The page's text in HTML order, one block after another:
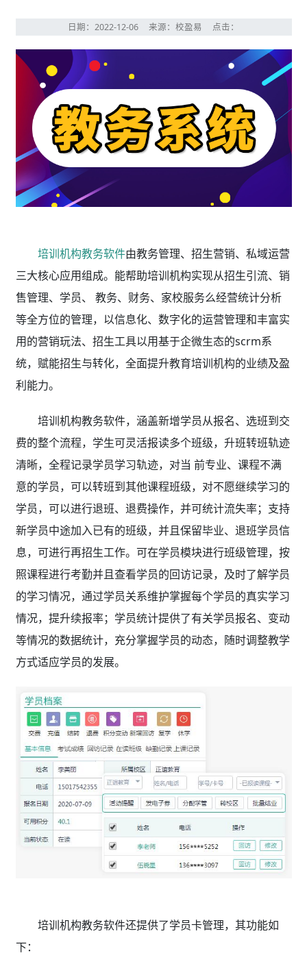
日期：2022-12-06 来源：校盈易 点击：
培训机构教务软件由教务管理、招生营销、私域运营
三大核心应用组成。能帮助培训机构实现从招生引流、销
售管理、学员、 教务、财务、家校服务么经营统计分析
等全方位的管理，以信息化、数字化的运营管理和丰富实
用的营销玩法、招生工具以用基于企微生态的scrm系
统，赋能招生与转化，全面提升教育培训机构的业绩及盈
利能力。
培训机构教务软件， 涵盖新增学员从报名、选班到交
费的整个流程，学生可灵活报读多个班级，升班转班轨迹
清晰，全程记录学员学习轨迹，对当 前专业、课程不满
意的学员，可以转班到其他课程班级，对不愿继续学习的
学员，可以进行退班、退费操作，并可统计流失率；支持
新学员中途加入已有的班级，并且保留毕业、退班学员信
息，可进行再招生工作。可在学员模块进行班级管理，按
照课程进行考勤并且查看学员的回访记录，及时了解学员
的学习情况，通过学员关系维护掌握每个学员的真实学习
情况，提升续报率；学员统计提供了有关学员报名、变动
等情况的数据统计，充分掌握学员的动态，随时调整教学
方式适应学员的发展。
培训机构教务软件还提供了学员卡管理，其功能如
下：